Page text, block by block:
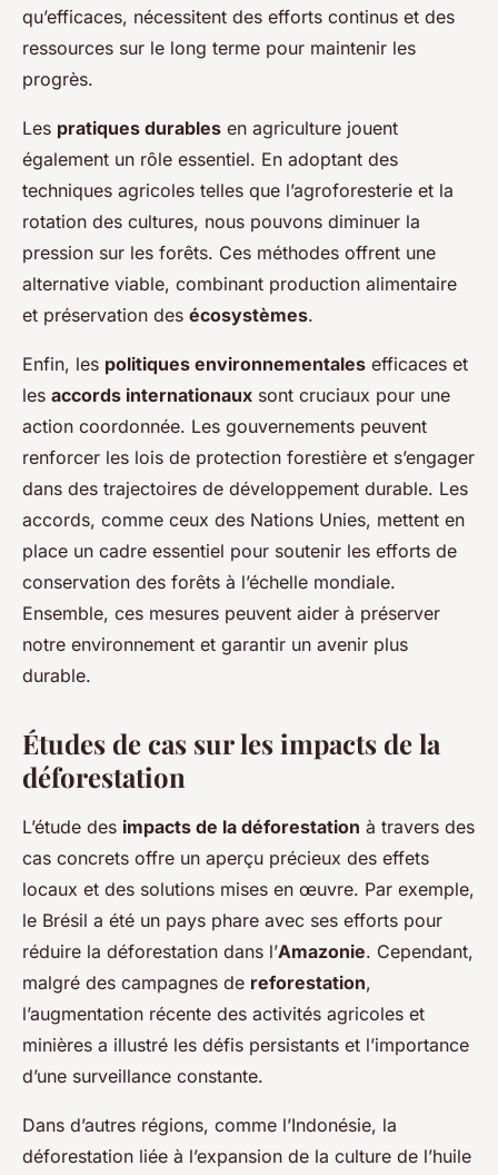
qu’efficaces, nécessitent des efforts continus et des
ressources sur le long terme pour maintenir les
progrès.
Les pratiques durables en agriculture jouent
également un rôle essentiel. En adoptant des
techniques agricoles telles que l’agroforesterie et la
rotation des cultures, nous pouvons diminuer la
pression sur les forêts. Ces méthodes offrent une
alternative viable, combinant production alimentaire
et préservation des écosystèmes.
Enfin, les politiques environnementales efficaces et
les accords internationaux sont cruciaux pour une
action coordonnée. Les gouvernements peuvent
renforcer les lois de protection forestière et s’engager
dans des trajectoires de développement durable. Les
accords, comme ceux des Nations Unies, mettent en
place un cadre essentiel pour soutenir les efforts de
conservation des forêts à l’échelle mondiale.
Ensemble, ces mesures peuvent aider à préserver
notre environnement et garantir un avenir plus
durable.
Études de cas sur les impacts de la
déforestation
L’étude des impacts de la déforestation à travers des
cas concrets offre un aperçu précieux des effets
locaux et des solutions mises en œuvre. Par exemple,
le Brésil a été un pays phare avec ses efforts pour
réduire la déforestation dans l’Amazonie. Cependant,
malgré des campagnes de reforestation,
l’augmentation récente des activités agricoles et
minières a illustré les défis persistants et l’importance
d’une surveillance constante.
Dans d’autres régions, comme l’Indonésie, la
déforestation liée à l’expansion de la culture de l’huile